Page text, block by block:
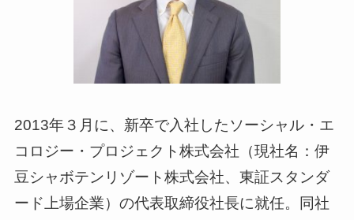
2013年３月に、新卒で入社したソーシャル・エ
コロジー・プロジェクト株式会社（現社名：伊
豆シャボテンリゾート株式会社、東証スタンダ
ード上場企業）の代表取締役社長に就任。同社